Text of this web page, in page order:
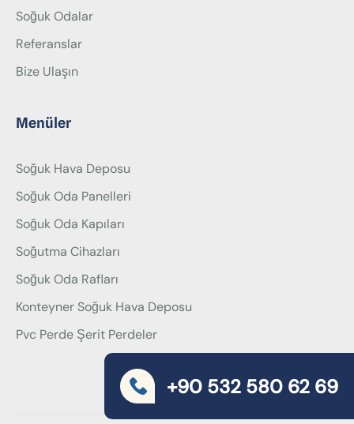
Soğuk Odalar
Referanslar
Bize Ulaşın
Menüler
Soğuk Hava Deposu
Soğuk Oda Panelleri
Soğuk Oda Kapıları
Soğutma Cihazları
Soğuk Oda Rafları
Konteyner Soğuk Hava Deposu
Pvc Perde Şerit Perdeler
+90 532 580 62 69